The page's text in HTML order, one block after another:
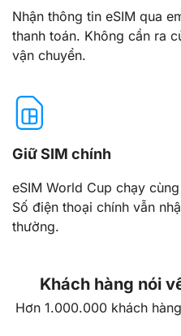
Nhận thông tin eSIM qua
thanh toán. Không cần ra
vận chuyển.
Giữ SIM chính
eSIM World Cup chạy
Số điện thoại chính vẫn
thường.
Khách hàng nói
Hơn 1.000.000 khách